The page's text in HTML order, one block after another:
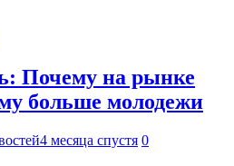
Почему на рынке
больше молодежи
4 месяца спустя 0